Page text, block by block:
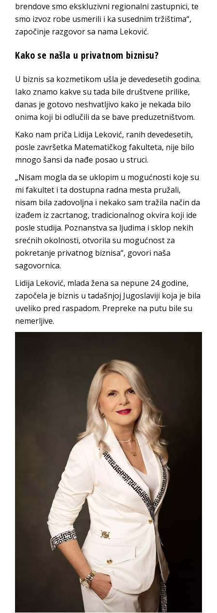
brendove smo ekskluzivni regionalni zastupnici, te
smo izvoz robe usmerili i ka susednim tržištima“,
započinje razgovor sa nama Leković.
Kako se našla u privatnom biznisu?
U biznis sa kozmetikom ušla je devedesetih godina.
Iako znamo kakve su tada bile društvene prilike,
danas je gotovo neshvatljivo kako je nekada bilo
onima koji bi odlučili da se bave preduzetništvom.
Kako nam priča Lidija Leković, ranih devedesetih,
posle završetka Matematičkog fakulteta, nije bilo
mnogo šansi da nađe posao u struci.
„Nisam mogla da se uklopim u mogućnosti koje su
mi fakultet i ta dostupna radna mesta pružali,
nisam bila zadovoljna i nekako sam tražila način da
izađem iz zacrtanog, tradicionalnog okvira koji ide
posle studija. Poznanstva sa ljudima i sklop nekih
srećnih okolnosti, otvorila su mogućnost za
pokretanje privatnog biznisa“, govori naša
sagovornica.
Lidija Leković, mlada žena sa nepune 24 godine,
započela je biznis u tadašnjoj Jugoslaviji koja je bila
uveliko pred raspadom. Prepreke na putu bile su
nemerljive.